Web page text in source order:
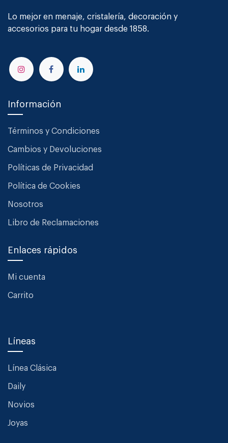
Lo mejor en menaje, cristalería, decoración y
accesorios para tu hogar desde 1858.
Información
Términos y Condiciones
Cambios y Devoluciones
Políticas de Privacidad
Política de Cookies
Nosotros
Libro de Reclamaciones
Enlaces rápidos
Mi cuenta
Carrito
Líneas
Línea Clásica
Daily
Novios
Joyas